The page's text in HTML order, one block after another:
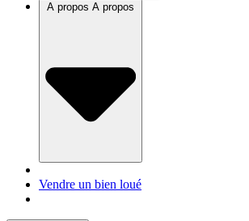
A propos
Vendre un bien loué